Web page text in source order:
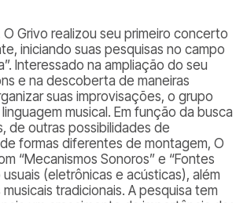
O Grivo realizou seu primeiro concerto
iniciando suas pesquisas no campo
Interessado na ampliação do seu
e na descoberta de maneiras
suas improvisações, o grupo
musical. Em função da busca
de outras possibilidades de
formas diferentes de montagem, O
“Mecanismos Sonoros” e “Fontes
(eletrônicas e acústicas), além
tradicionais. A pesquisa tem